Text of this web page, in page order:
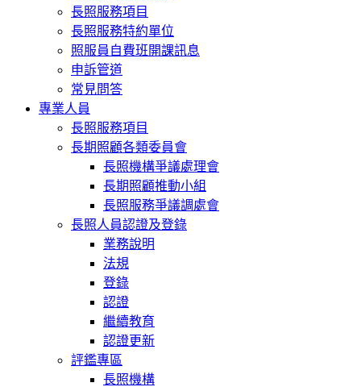
長照服務項目
長照服務特約單位
照服員自費班開課訊息
申訴管道
常見問答
專業人員
長照服務項目
長期照顧各類委員會
長照機構爭議處理會
長期照顧推動小組
長照服務爭議調處會
長照人員認證及登錄
業務說明
法規
登錄
認證
繼續教育
認證更新
評鑑專區
長照機構